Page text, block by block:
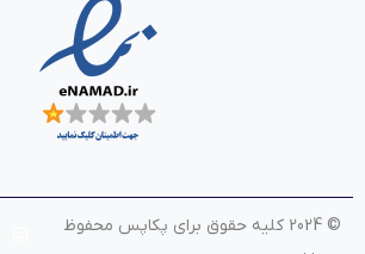
Kubernetesاجرا
کار باعث افزایش دسترس‌پذیری و
هزینه‌های زیرساختی می‌شود..
© 2024 کلیه حقوق برای پکاپس محفوظ